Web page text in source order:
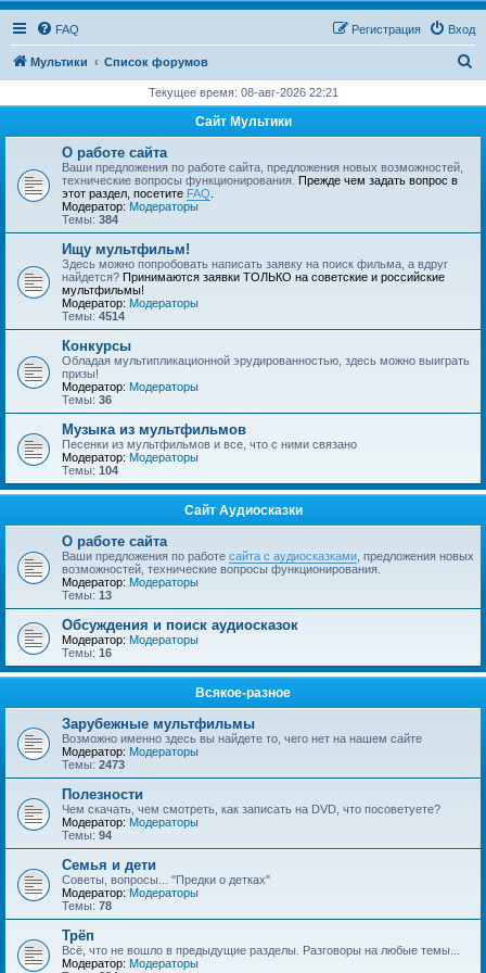
FAQ Вход
Регистрация
Мультики Список форумов
с
Текущее время: 08-авг-2026 22:21
Сайт Мультики
О работе сайта
Ваши предложения по работе сайта, предложения новых возможностей,
технические вопросы функционирования. Прежде чем задать вопрос в
этот раздел, посетите FAQ
Модератор: Модераторы
Темы: 384
Ищу мультфильм!
Здесь можно попробовать написать заявку на поиск фильма, а вдруг
найдется? Принимаются заявки ТОЛЬКО на советские и российские
мультфильмы!
Модератор: Модераторы
Темы: 4514
Конкурсы
Обладая мультипликационной эрудированностью, здесь можно выиграть
призы!
Модератор: Модераторы
Темы: 36
Музыка из мультфильмов
Песенки из мультфильмов и все, что с ними связано
Модератор: Модераторы
Темы: 104
Сайт Аудиосказки
О работе сайта
Ваши предложения по работе сайта с аудиосказками , предложения новых
возможностей, технические вопросы функционирования.
Модератор: Модераторы
Темы: 13
Обсуждения и поиск аудиосказок
Модератор: Модераторы
Темы: 16
Всякое-разное
Зарубежные мультфильмы
Возможно именно здесь вы найдете то, чего нет на нашем сайте
Модератор: Модераторы
Темы: 2473
Полезности
Чем скачать, чем смотреть, как записать на DVD, что посоветуете?
Модератор: Модераторы
Темы: 94
Семья и дети
Советы, вопросы... "Предки о детках"
Модератор: Модераторы
Темы: 78
Трёп
Всё, что не вошло в предыдущие разделы. Разговоры на любые темы...
Модератор: Модераторы